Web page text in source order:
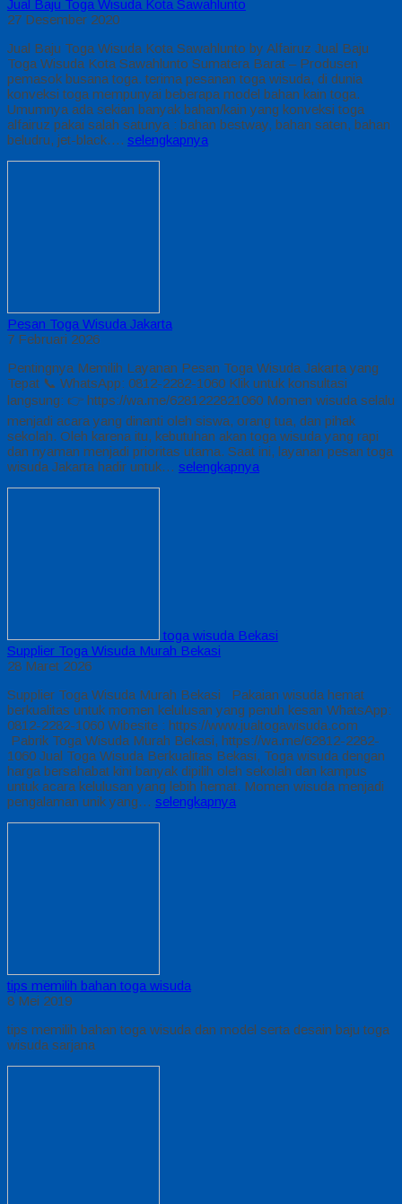
Jual Baju Toga Wisuda Kota Sawahlunto
27 Desember 2020
Jual Baju Toga Wisuda Kota Sawahlunto by Alfairuz Jual Baju
Toga Wisuda Kota Sawahlunto Sumatera Barat – Produsen
pemasok busana toga. terima pesanan toga wisuda, di dunia
konveksi toga mempunyai beberapa model bahan kain toga.
Umumnya ada sekian banyak bahan/kain yang konveksi toga
alfairuz pakai salah satunya : bahan bestway, bahan saten, bahan
beludru, jet-black…. selengkapnya
Pesan Toga Wisuda Jakarta
7 Februari 2026
Pentingnya Memilih Layanan Pesan Toga Wisuda Jakarta yang
Tepat 📞 WhatsApp: 0812-2282-1060 Klik untuk konsultasi
langsung: 👉 https://wa.me/6281222821060 Momen wisuda selalu
menjadi acara yang dinanti oleh siswa, orang tua, dan pihak
sekolah. Oleh karena itu, kebutuhan akan toga wisuda yang rapi
dan nyaman menjadi prioritas utama. Saat ini, layanan pesan toga
wisuda Jakarta hadir untuk… selengkapnya
toga wisuda Bekasi
Supplier Toga Wisuda Murah Bekasi
28 Maret 2026
Supplier Toga Wisuda Murah Bekasi Pakaian wisuda hemat
berkualitas untuk momen kelulusan yang penuh kesan WhatsApp:
0812-2282-1060 Wibesite : https://www.jualtogawisuda.com
Pabrik Toga Wisuda Murah Bekasi, https://wa.me/62812-2282-
1060 Jual Toga Wisuda Berkualitas Bekasi, Toga wisuda dengan
harga bersahabat kini banyak dipilih oleh sekolah dan kampus
untuk acara kelulusan yang lebih hemat. Momen wisuda menjadi
pengalaman unik yang… selengkapnya
tips memilih bahan toga wisuda
8 Mei 2019
tips memilih bahan toga wisuda dan model serta desain baju toga
wisuda sarjana